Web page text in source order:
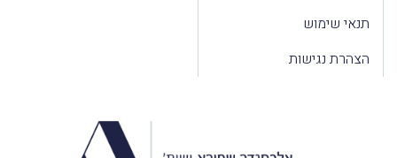
תנאי שימוש
הצהרת נגישות